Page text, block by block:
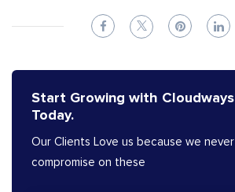
Start Growing with Cloudways
Today.
Our Clients Love us because we never
compromise on these